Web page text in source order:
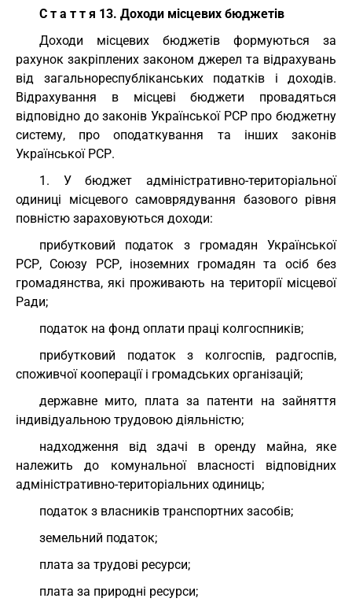
С т а т т я 13. Доходи місцевих бюджетів
Доходи місцевих бюджетів формуються за
рахунок закріплених законом джерел та відрахувань
від загальнореспубліканських податків і доходів.
Відрахування в місцеві бюджети провадяться
відповідно до законів Української РСР про бюджетну
систему, про оподаткування та інших законів
Української РСР.
1. У бюджет адміністративно-територіальної
одиниці місцевого самоврядування базового рівня
повністю зараховуються доходи:
прибутковий податок з громадян Української
РСР, Союзу РСР, іноземних громадян та осіб без
громадянства, які проживають на території місцевої
Ради;
податок на фонд оплати праці колгоспників;
прибутковий податок з колгоспів, радгоспів,
споживчої кооперації і громадських організацій;
державне мито, плата за патенти на зайняття
індивідуальною трудовою діяльністю;
надходження від здачі в оренду майна, яке
належить до комунальної власності відповідних
адміністративно-територіальних одиниць;
податок з власників транспортних засобів;
земельний податок;
плата за трудові ресурси;
плата за природні ресурси;